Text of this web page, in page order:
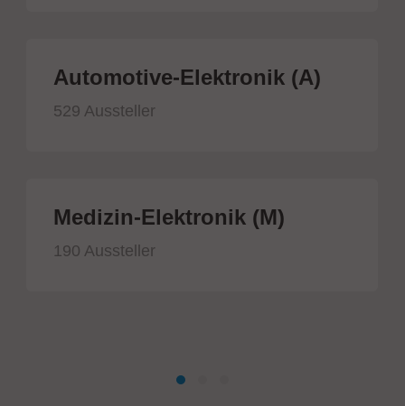
Automotive-Elektronik (A)
529 Aussteller
Medizin-Elektronik (M)
190 Aussteller